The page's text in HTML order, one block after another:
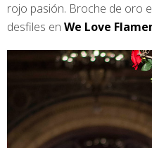
rojo pasión. Broche de oro
desfiles en We Love